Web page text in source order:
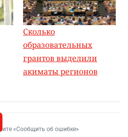
Сколько
образовательных
грантов выделили
акиматы регионов
«Сообщить об ошибке»